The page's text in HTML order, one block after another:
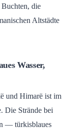
die
Altstädte
Wasser,
und Himarë ist im
Die Strände bei
— türkisblaues